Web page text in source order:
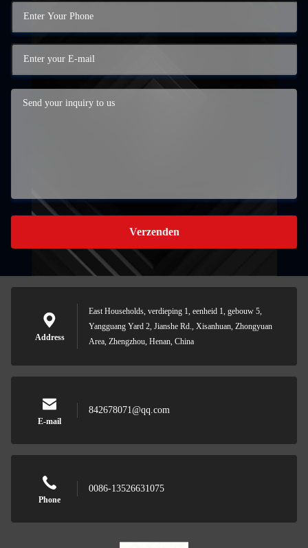
Verzenden
Address
East Households, verdieping 1, eenheid 1, gebouw 5,
Yangguang Yard 2, Jianshe Rd., Xisanhuan, Zhongyuan
Area, Zhengzhou, Henan, China
E-mail
842678071@qq.com
Phone
0086-13526631075